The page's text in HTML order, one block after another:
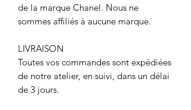
de la marque Chanel. Nous ne
sommes affiliés à aucune marque.
LIVRAISON
Toutes vos commandes sont expédiées
de notre atelier, en suivi, dans un délai
de 3 jours.